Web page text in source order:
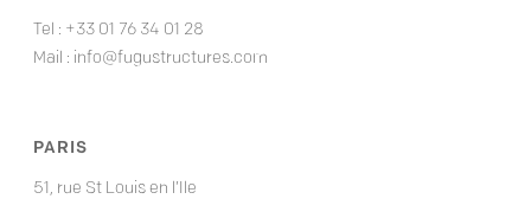
Tel : +33 01 76 34 01 28
Mail : info@fugustructures.com
PARIS
51, rue St Louis en l’Ile